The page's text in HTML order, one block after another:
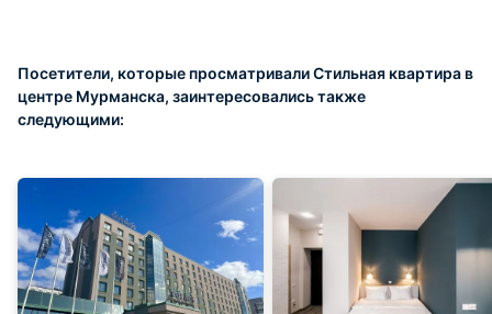
Посетители, которые просматривали Стильная квартира в
центре Мурманска, заинтересовались также
следующими: